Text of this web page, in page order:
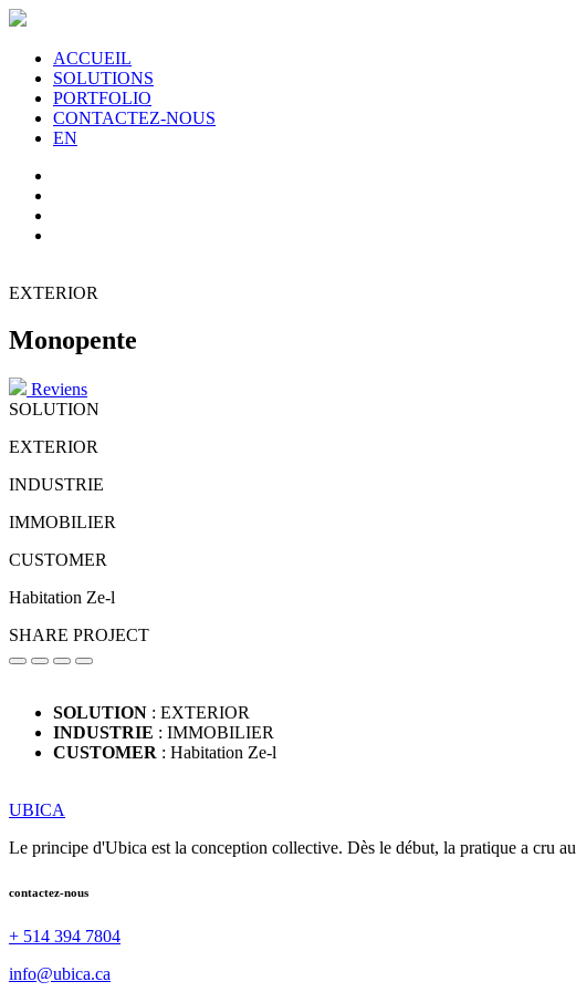
ACCUEIL
SOLUTIONS
PORTFOLIO
CONTACTEZ-NOUS
EN
EXTERIOR
Monopente
Reviens
SOLUTION
EXTERIOR
INDUSTRIE
IMMOBILIER
CUSTOMER
Habitation Ze-l
SHARE PROJECT
SOLUTION : EXTERIOR
INDUSTRIE : IMMOBILIER
CUSTOMER : Habitation Ze-l
UBICA
Le principe d'Ubica est la conception collective. Dès le début, la pratique a cru
contactez-nous
+ 514 394 7804
info@ubica.ca